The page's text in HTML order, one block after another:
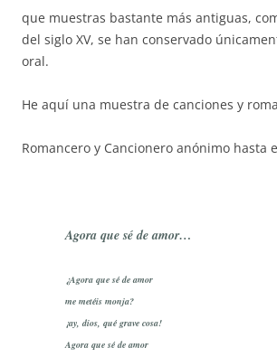
que muestras bastante más antiguas,
del siglo XV, se han conservado
oral.
He aquí una muestra de canciones y
Romancero y Cancionero anónimo hasta
Agora que sé de amor…
¿Agora que sé de amor
me metéis monja?
¡ay, dios, qué grave cosa!
Agora que sé de amor